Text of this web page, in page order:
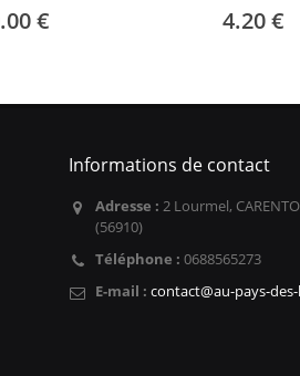
€ 4.20 €
Informations de contact
Adresse : 2 Lourmel,
(56910)
Téléphone : 0688565273
E-mail : contact@au-pays-